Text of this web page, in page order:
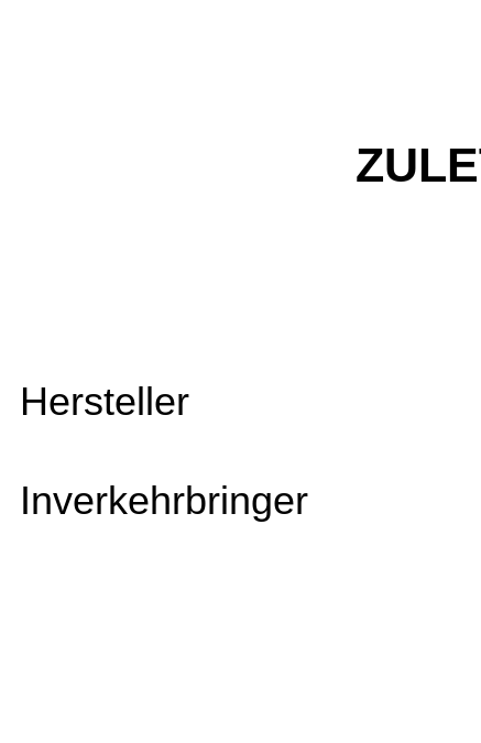
Hersteller
Inverkehrbringer